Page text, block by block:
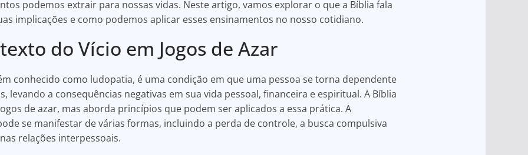
podemos extrair para nossas vidas. Neste artigo, vamos explorar o que a Bíblia fala
implicações e como podemos aplicar esses ensinamentos no nosso cotidiano.
do Vício em Jogos de Azar
conhecido como ludopatia, é uma condição em que uma pessoa se torna dependente
levando a consequências negativas em sua vida pessoal, financeira e espiritual. A Bíblia
de azar, mas aborda princípios que podem ser aplicados a essa prática. A
se manifestar de várias formas, incluindo a perda de controle, a busca compulsiva
relações interpessoais.